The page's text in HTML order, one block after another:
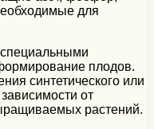
для
плодов.
синтетического или
от
растений.